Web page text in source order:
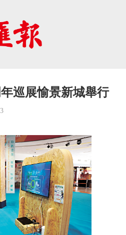
巡展愉景新城舉行